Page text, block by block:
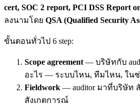
cert, SOC 2 report, PCI DSS Report
ลงนามโดย QSA (Qualified Security
ขั้นตอนทั่วไป 6 step:
Scope agreement — บริษัทกับ
อะไร — ระบบไหน, ทีมไหน, ในช่
Fieldwork — auditor มาที่บริษัท
สังเกตการณ์